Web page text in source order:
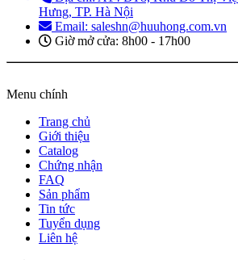
Hưng, TP. Hà Nội
Email: saleshn@huuhong.com.vn
Giờ mở cửa: 8h00 - 17h00
Menu chính
Trang chủ
Giới thiệu
Catalog
Chứng nhận
FAQ
Sản phẩm
Tin tức
Tuyển dụng
Liên hệ